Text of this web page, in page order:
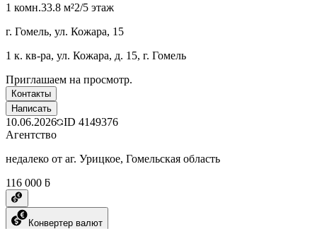
1 комн.33.8 м²2/5 этаж
г. Гомель, ул. Кожара, 15
1 к. кв-ра, ул. Кожара, д. 15, г. Гомель
Приглашаем на просмотр.
Контакты
Написать
10.06.2026 ID 4149376
Агентство
недалеко от аг. Урицкое, Гомельская область
116 000 ƃ
Конвертер валют